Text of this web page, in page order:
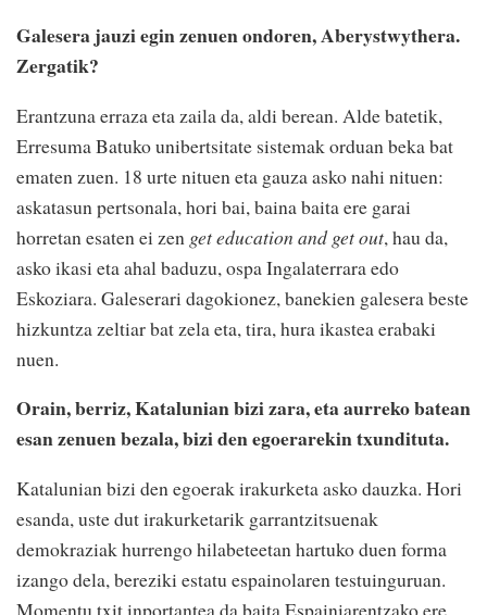
Galesera jauzi egin zenuen ondoren, Aberystwythera.
Zergatik?
Erantzuna erraza eta zaila da, aldi berean. Alde batetik,
Erresuma Batuko unibertsitate sistemak orduan beka bat
ematen zuen. 18 urte nituen eta gauza asko nahi nituen:
askatasun pertsonala, hori bai, baina baita ere garai
horretan esaten ei zen get education and get out, hau da,
asko ikasi eta ahal baduzu, ospa Ingalaterrara edo
Eskoziara. Galeserari dagokionez, banekien galesera beste
hizkuntza zeltiar bat zela eta, tira, hura ikastea erabaki
nuen.
Orain, berriz, Katalunian bizi zara, eta aurreko batean
esan zenuen bezala, bizi den egoerarekin txundituta.
Katalunian bizi den egoerak irakurketa asko dauzka. Hori
esanda, uste dut irakurketarik garrantzitsuenak
demokraziak hurrengo hilabeteetan hartuko duen forma
izango dela, bereziki estatu espainolaren testuinguruan.
Momentu txit inportantea da baita Espainiarentzako ere,